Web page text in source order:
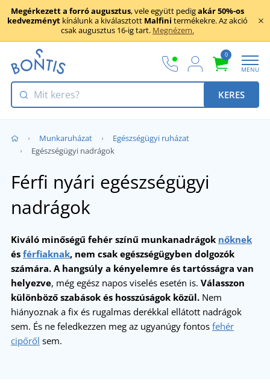
Megérkezett a forró augusztus, vele együtt pedigakár 50%-os
kedvezményt kínálunk a kiválasztott Malfini termékekre. Az akció
csak augusztus 16-ig tart. Megnézem.
0
MENU
KERES
Munkaruházat
Egészségügyi ruházat
Egészségügyi nadrágok
Férfi nyári egészségügyi
nadrágok
Kiváló minőségű fehér színű munkanadrágok nőknek
és férfiaknak, nem csak egészségügyben dolgozók
számára. A hangsúly a kényelemre és tartósságra van
helyezve, még egész napos viselés esetén is. Válasszon
különböző szabások és hosszúságok közül. Nem
hiányoznak a fix és rugalmas derékkal ellátott nadrágok
sem. És ne feledkezzen meg az ugyanúgy fontos fehér
cipőről sem.